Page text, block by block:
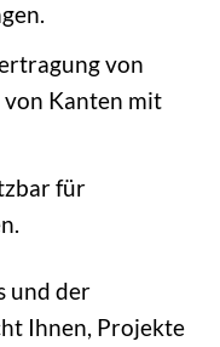
von
von Kanten mit
für
und der
Ihnen, Projekte